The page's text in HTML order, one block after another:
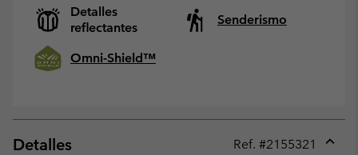
Detalles
reflectantes
Senderismo
Omni-Shield™
Detalles Ref. #2155321